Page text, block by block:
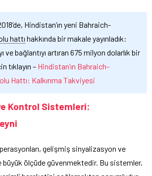
Hindistan’ın yeni Bahraich-
hattı hakkında bir makale yayınladık:
ve bağlantıyı artıran 675 milyon dolarlık bir
tıklayın – Hindistan’ın Bahraich-
Hattı: Kalkınma Takviyesi
Kontrol Sistemleri:
gelişmiş sinyalizasyon ve
ölçüde güvenmektedir. Bu sistemler,